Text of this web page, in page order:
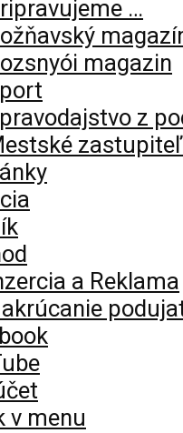
…
magazin
z
a Reklama
v menu